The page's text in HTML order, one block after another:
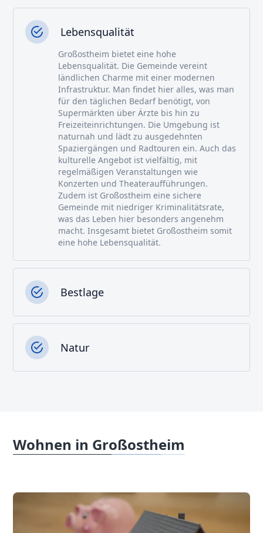
Lebensqualität
Großostheim bietet eine hohe
Lebensqualität. Die Gemeinde vereint
ländlichen Charme mit einer modernen
Infrastruktur. Man findet hier alles, was man
für den täglichen Bedarf benötigt, von
Supermärkten über Ärzte bis hin zu
Freizeiteinrichtungen. Die Umgebung ist
naturnah und lädt zu ausgedehnten
Spaziergängen und Radtouren ein. Auch das
kulturelle Angebot ist vielfältig, mit
regelmäßigen Veranstaltungen wie
Konzerten und Theateraufführungen.
Zudem ist Großostheim eine sichere
Gemeinde mit niedriger Kriminalitätsrate,
was das Leben hier besonders angenehm
macht. Insgesamt bietet Großostheim somit
eine hohe Lebensqualität.
Bestlage
Natur
Wohnen in Großostheim